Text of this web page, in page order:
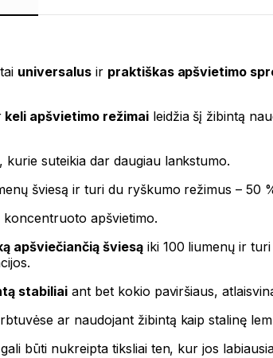
universalusir praktiškas apšvietimo
keli apšvietimo režimaileidžia šį žibintą
, kurie suteikia dar daugiau lankstumo.
šviesą ir turi du ryškumo režimus – 50
apšvietimo.
apšviečiančią šviesąiki 100 liumenų ir
stabiliaiant bet kokio paviršiaus,
ar naudojant žibintą kaip stalinę
būti nukreipta tiksliai ten, kur jos